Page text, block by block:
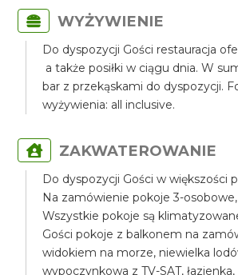
WYŻYWIENIE
Do dyspozycji Gości restauracja
a także posiłki w ciągu dnia. W
bar z przekąskami do dyspozycji.
wyżywienia: all inclusive.
ZAKWATEROWANIE
Do dyspozycji Gości w większości
Na zamówienie pokoje 3-
Wszystkie pokoje są
Gości pokoje z balkonem na
widokiem na morze, niewielka
wypoczynkowa z TV-SAT,